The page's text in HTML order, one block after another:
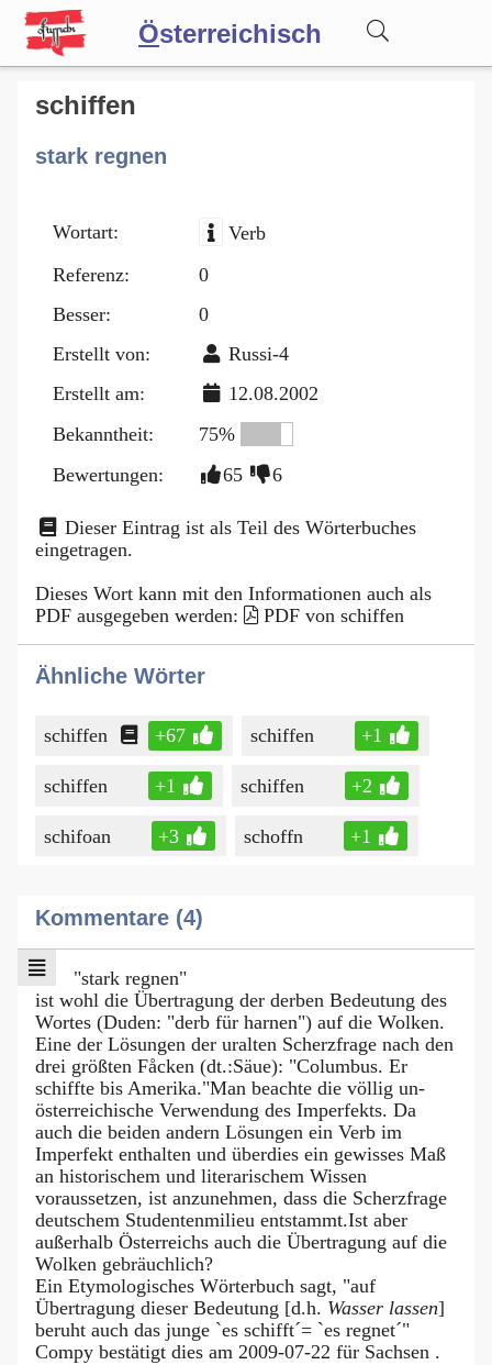
Österreichisch
Wörterbuch
Forum
Blog
schiffen
stark regnen
Wortart:
Verb
Referenz:
0
Besser:
0
Erstellt von:
Russi-4
Erstellt am:
12.08.2002
Bekanntheit:
75%
Bewertungen:
65 6
Dieser Eintrag ist als Teil des Wörterbuches
eingetragen.
Dieses Wort kann mit den Informationen auch als
PDF ausgegeben werden:
PDF von schiffen
Ähnliche Wörter
schiffen +67 schiffen +1
schiffen +1 schiffen +2
schifoan +3 schoffn +1
Kommentare (4)
"stark regnen"
ist wohl die Übertragung der derben Bedeutung des
Wortes (Duden: "derb für harnen") auf die Wolken.
Eine der Lösungen der uralten Scherzfrage nach den
drei größten Fåcken (dt.:Säue): "Columbus. Er
schiffte bis Amerika."Man beachte die völlig un-
österreichische Verwendung des Imperfekts. Da
auch die beiden andern Lösungen ein Verb im
Imperfekt enthalten und überdies ein gewisses Maß
an historischem und literarischem Wissen
voraussetzen, ist anzunehmen, dass die Scherzfrage
deutschem Studentenmilieu entstammt.Ist aber
außerhalb Österreichs auch die Übertragung auf die
Wolken gebräuchlich?
Ein Etymologisches Wörterbuch sagt, "auf
Übertragung dieser Bedeutung [d.h. Wasser lassen]
beruht auch das junge `es schifft´= `es regnet´"
Compy bestätigt dies am 2009-07-22 für Sachsen .